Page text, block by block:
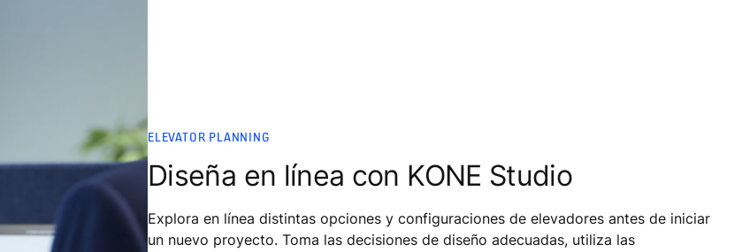
ELEVATOR PLANNING
Diseña en línea con KONE Studio
Explora en línea distintas opciones y configuraciones de elevadores antes de iniciar
un nuevo proyecto. Toma las decisiones de diseño adecuadas, utiliza las